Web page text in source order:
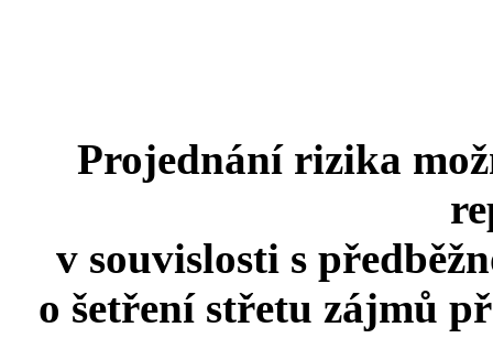
Projednání rizika
v souvislosti s
o šetření střetu zájmů